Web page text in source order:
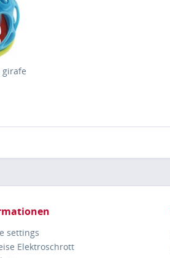
girafe
settings
Elektroschrott